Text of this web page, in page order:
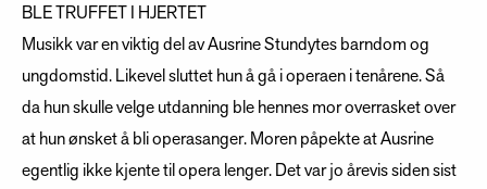
BLE TRUFFET I HJERTET
Musikk var en viktig del av Ausrine Stundytes barndom og
ungdomstid. Likevel sluttet hun å gå i operaen i tenårene. Så
da hun skulle velge utdanning ble hennes mor overrasket over
at hun ønsket å bli operasanger. Moren påpekte at Ausrine
egentlig ikke kjente til opera lenger. Det var jo årevis siden sist